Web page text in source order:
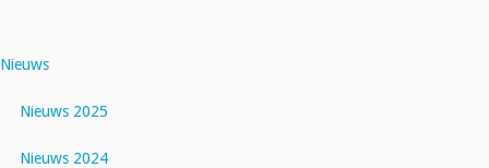
Nieuws
Nieuws 2025
Nieuws 2024